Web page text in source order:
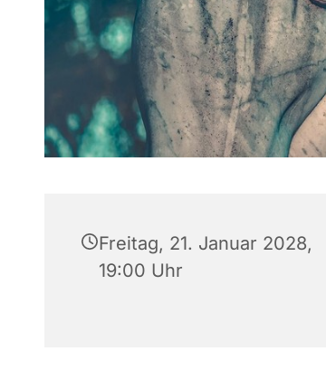
Freitag, 21. Januar 2028,
19:00 Uhr